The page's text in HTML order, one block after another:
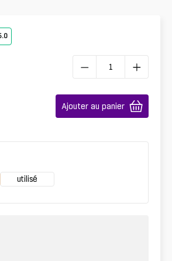
Ajouter au panier
utilisé